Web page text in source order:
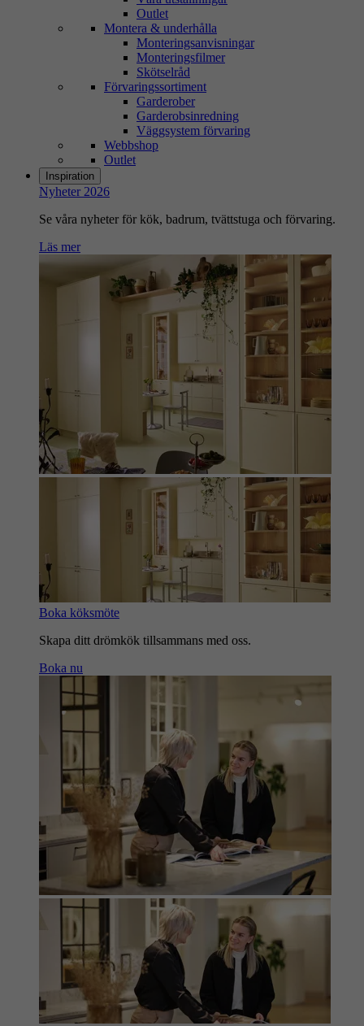
Outlet
Montera & underhålla
Monteringsanvisningar
Monteringsfilmer
Skötselråd
Förvaringssortiment
Garderober
Garderobsinredning
Väggsystem förvaring
Webbshop
Outlet
Inspiration
Nyheter 2026
Se våra nyheter för kök, badrum, tvättstuga och förvaring.
Läs mer
Boka köksmöte
Skapa ditt drömkök tillsammans med oss.
Boka nu